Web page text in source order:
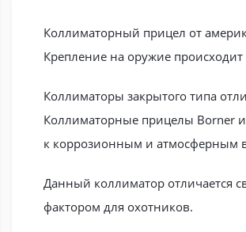
Коллиматорный прицел от
Крепление на оружие
Коллиматоры закрытого типа
Коллиматорные прицелы Borner
к коррозионным и атмосферным
Данный коллиматор отличается
фактором для охотников.